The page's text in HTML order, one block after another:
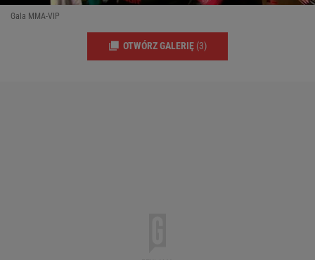
Gala MMA-VIP
OTWÓRZ GALERIĘ (3)